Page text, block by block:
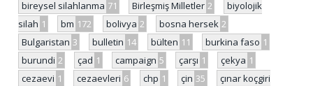
bireysel silahlanma 71 Birleşmiş Milletler 2
biyolojik
silah 1 bm 172 bolivya 2 bosna hersek 2
Bulgaristan 3 bulletin 14 bülten 11 burkina faso 1
burundi 2 çad 1 campaign 5 çarşı 1 çekya 1
cezaevi 1 cezaevleri 6 chp 1 çin 35
çınar koçgiri